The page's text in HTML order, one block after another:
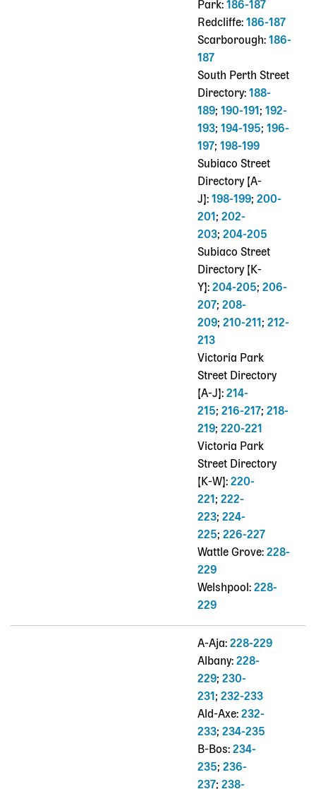
Park: 186-187
Redcliffe: 186-187
Scarborough: 186-
187
South Perth Street
Directory: 188-
189; 190-191 ; 192-
193; 194-195; 196-
197; 198-199
Subiaco Street
Directory [A-
J]: 198-199; 200-
201 ; 202-
203; 204-205
Subiaco Street
Directory [K-
Y]: 204-205; 206-
207; 208-
209; 210-211 ; 212-
213
Victoria Park
Street Directory
[A-J]: 214-
215; 216-217; 218-
219; 220-221
Victoria Park
Street Directory
[K-W]: 220-
221 ; 222-
223; 224-
225; 226-227
Wattle Grove: 228-
229
Welshpool: 228-
229
A-Aja: 228-229
Albany: 228-
229; 230-
231 ; 232-233
Ald-Axe: 232-
233; 234-235
B-Bos: 234-
235; 236-
237; 238-